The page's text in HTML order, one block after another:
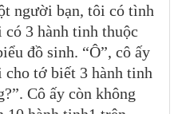
người bạn, tôi có tình
3 hành tinh thuộc
đồ sinh. “Ô”, cô ấy
cho tớ biết 3 hành tinh
Cô ấy còn không